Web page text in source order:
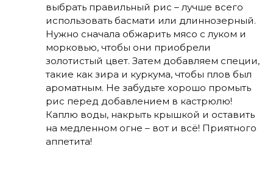
выбрать правильный рис – лучше всего
использовать басмати или длиннозерный.
Нужно сначала обжарить мясо с луком и
морковью, чтобы они приобрели
золотистый цвет. Затем добавляем специи,
такие как зира и куркума, чтобы плов был
ароматным. Не забудьте хорошо промыть
рис перед добавлением в кастрюлю!
Каплю воды, накрыть крышкой и оставить
на медленном огне – вот и всё! Приятного
аппетита!